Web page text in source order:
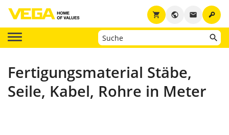
key
email
public
shopping_cart
Fertigungsmaterial Stäbe,
Seile, Kabel, Rohre in Meter